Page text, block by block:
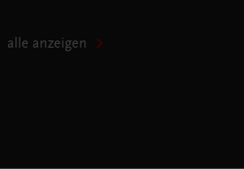
alle anzeigen